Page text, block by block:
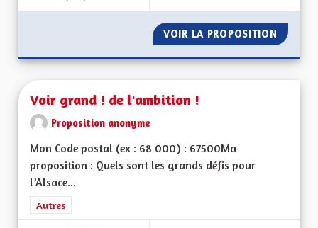
VOIR LA PROPOSITION ZONE
Voir grand ! de l'ambition !
Proposition anonyme
Mon Code postal (ex : 68 000) : 67500Ma
proposition : Quels sont les grands défis pour
l’Alsace...
Filtrer les résultats de la catégorie : Autres
Autres